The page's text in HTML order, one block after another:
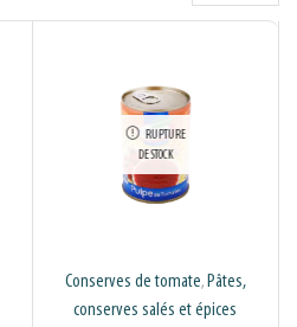
RUPTURE
DE STOCK
Conserves de tomate, Pâtes,
conserves salés et épices